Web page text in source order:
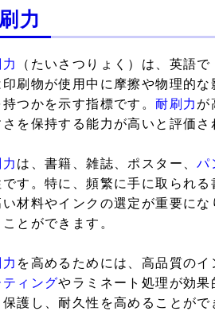
力
（たいさつりょく）は、英
印刷物が使用中に摩擦や物理的
持つかを示す指標です。耐刷力 が
を保持する能力が高いと評価さ
は、書籍、雑誌、ポスター、パ
です。特に、頻繁に手に取られ
い材料やインクの選定が重要に
とができます。
を高めるためには、高品質の
ティングやラミネート処理が効
保護し、耐久性を高めることが